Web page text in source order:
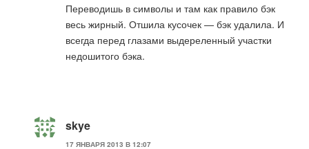
Переводишь в символы и там как правило бэк
весь жирный. Отшила кусочек — бэк удалила. И
всегда перед глазами выдереленный участки
недошитого бэка.
skye
17 ЯНВАРЯ 2013 В 12:07